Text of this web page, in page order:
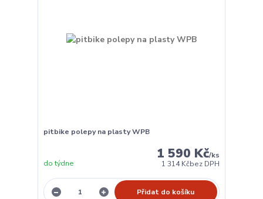
pitbike polepy na plasty WPB
1 590 Kč/ks
1 314 Kčbez DPH
do týdne
Přidat do košíku